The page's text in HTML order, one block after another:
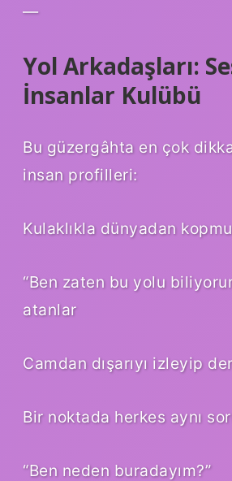
—
Yol Arkadaşları:
İnsanlar Kulübü
Bu güzergâhta en çok
insan profilleri:
Kulaklıkla dünyadan
“Ben zaten bu yolu
atanlar
Camdan dışarıyı izleyip
Bir noktada herkes aynı
“Ben neden buradayım?”